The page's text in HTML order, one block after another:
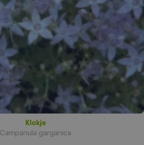
Klokje
Campanula garganica